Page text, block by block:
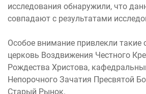
исследования обнаружили, что
совпадают с результатами
Особое внимание привлекли такие
церковь Воздвижения Честного
Рождества Христова,
Непорочного Зачатия Пресвятой
Старый Рынок.